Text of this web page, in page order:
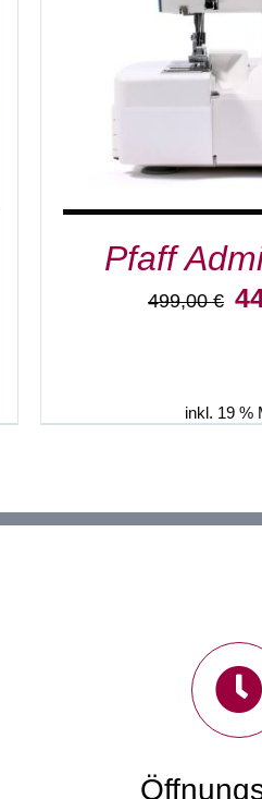
Pfaff
499,00€
inkl. 19 %